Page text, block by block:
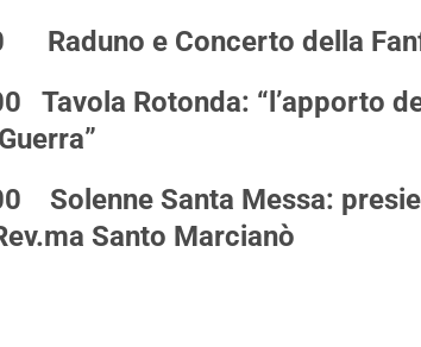
Raduno e Concerto della
Tavola Rotonda: “l’apporto
Solenne Santa Messa:
Santo Marcianò